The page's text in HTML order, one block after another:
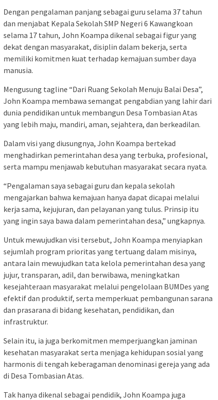
Dengan pengalaman panjang sebagai guru selama 37 tahun
dan menjabat Kepala Sekolah SMP Negeri 6 Kawangkoan
selama 17 tahun, John Koampa dikenal sebagai figur yang
dekat dengan masyarakat, disiplin dalam bekerja, serta
memiliki komitmen kuat terhadap kemajuan sumber daya
manusia.
Mengusung tagline “Dari Ruang Sekolah Menuju Balai Desa”,
John Koampa membawa semangat pengabdian yang lahir dari
dunia pendidikan untuk membangun Desa Tombasian Atas
yang lebih maju, mandiri, aman, sejahtera, dan berkeadilan.
Dalam visi yang diusungnya, John Koampa bertekad
menghadirkan pemerintahan desa yang terbuka, profesional,
serta mampu menjawab kebutuhan masyarakat secara nyata.
“Pengalaman saya sebagai guru dan kepala sekolah
mengajarkan bahwa kemajuan hanya dapat dicapai melalui
kerja sama, kejujuran, dan pelayanan yang tulus. Prinsip itu
yang ingin saya bawa dalam pemerintahan desa,” ungkapnya.
Untuk mewujudkan visi tersebut, John Koampa menyiapkan
sejumlah program prioritas yang tertuang dalam misinya,
antara lain mewujudkan tata kelola pemerintahan desa yang
jujur, transparan, adil, dan berwibawa, meningkatkan
kesejahteraan masyarakat melalui pengelolaan BUMDes yang
efektif dan produktif, serta memperkuat pembangunan sarana
dan prasarana di bidang kesehatan, pendidikan, dan
infrastruktur.
Selain itu, ia juga berkomitmen memperjuangkan jaminan
kesehatan masyarakat serta menjaga kehidupan sosial yang
harmonis di tengah keberagaman denominasi gereja yang ada
di Desa Tombasian Atas.
Tak hanya dikenal sebagai pendidik, John Koampa juga